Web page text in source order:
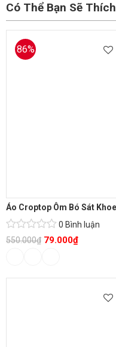
Có Thể Bạn Sẽ Thích
86%
0 Bình luận
550.000₫ 79.000₫